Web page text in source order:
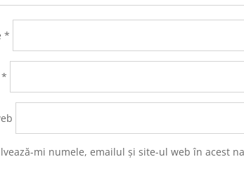
*
*
mi numele, emailul și site-ul web în acest